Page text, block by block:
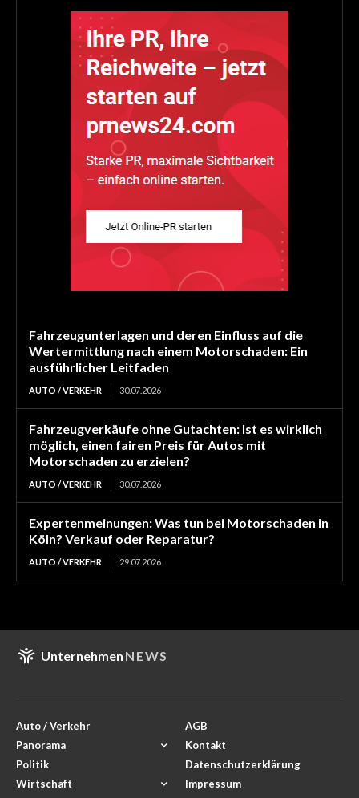
Fahrzeugunterlagen und deren Einfluss auf die
Wertermittlung nach einem Motorschaden: Ein
ausführlicher Leitfaden
AUTO / VERKEHR 30.07.2026
Fahrzeugverkäufe ohne Gutachten: Ist es wirklich
möglich, einen fairen Preis für Autos mit
Motorschaden zu erzielen?
AUTO / VERKEHR 30.07.2026
Expertenmeinungen: Was tun bei Motorschaden in
Köln? Verkauf oder Reparatur?
AUTO / VERKEHR 29.07.2026
Unternehmen NEWS
Auto / Verkehr
Panorama
Politik
Wirtschaft
AGB
Kontakt
Datenschutzerklärung
Impressum